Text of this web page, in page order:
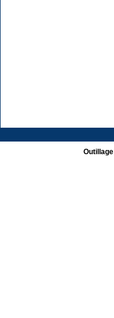
Outillage